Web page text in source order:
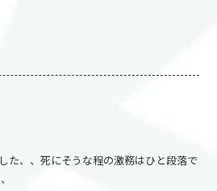
た、、死にそうな程の激務はひと段落で